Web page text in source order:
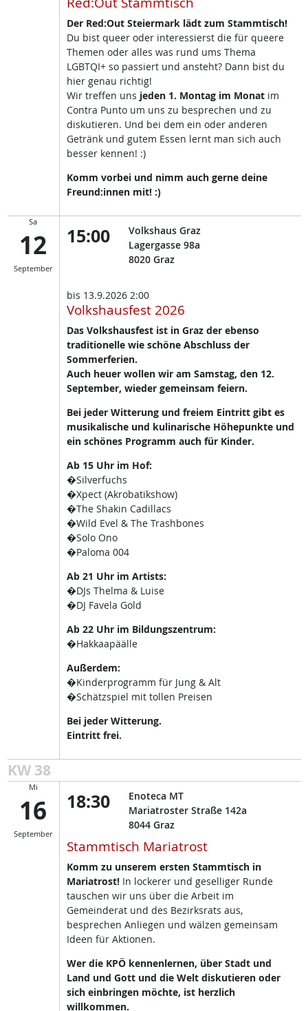
Der Red:Out Steiermark lädt zum Stammtisch!
Du bist queer oder interessierst die für queere
Themen oder alles was rund ums Thema
LGBTQI+ so passiert und ansteht? Dann bist du
hier genau richtig!
Wir treffen uns jeden 1. Montag im Monat im
Contra Punto um uns zu besprechen und zu
diskutieren. Und bei dem ein oder anderen
Getränk und gutem Essen lernt man sich auch
besser kennen! :)
Komm vorbei und nimm auch gerne deine
Freund:innen mit! :)
Sa
12
September
15:00
Volkshaus Graz
Lagergasse 98a
8020 Graz
bis 13.9.2026 2:00
Volkshausfest 2026
Das Volkshausfest ist in Graz der ebenso
traditionelle wie schöne Abschluss der
Sommerferien.
Auch heuer wollen wir am Samstag, den 12.
September, wieder gemeinsam feiern.
Bei jeder Witterung und freiem Eintritt gibt es
musikalische und kulinarische Höhepunkte und
ein schönes Programm auch für Kinder.
Ab 15 Uhr im Hof:
�Silverfuchs
�Xpect (Akrobatikshow)
�The Shakin Cadillacs
�Wild Evel & The Trashbones
�Solo Ono
�Paloma 004
Ab 21 Uhr im Artists:
�DJs Thelma & Luise
�DJ Favela Gold
Ab 22 Uhr im Bildungszentrum:
�Hakkaapäälle
Außerdem:
�Kinderprogramm für Jung & Alt
�Schätzspiel mit tollen Preisen
Bei jeder Witterung.
Eintritt frei.
KW 38
Mi
16
September
18:30
Enoteca MT
Mariatroster Straße 142a
8044 Graz
Stammtisch Mariatrost
Komm zu unserem ersten Stammtisch in
Mariatrost!In lockerer und geselliger Runde
tauschen wir uns über die Arbeit im
Gemeinderat und des Bezirksrats aus,
besprechen Anliegen und wälzen gemeinsam
Ideen für Aktionen.
Wer die KPÖ kennenlernen, über Stadt und
Land und Gott und die Welt diskutieren oder
sich einbringen möchte, ist herzlich
willkommen.